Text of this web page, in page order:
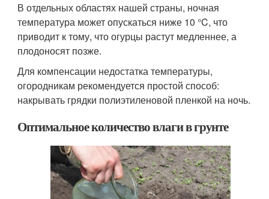
В отдельных областях нашей страны, ночная
температура может опускаться ниже 10 °C, что
приводит к тому, что огурцы растут медленнее, а
плодоносят позже.
Для компенсации недостатка температуры,
огородникам рекомендуется простой способ:
накрывать грядки полиэтиленовой пленкой на ночь.
Оптимальное количество влаги в грунте